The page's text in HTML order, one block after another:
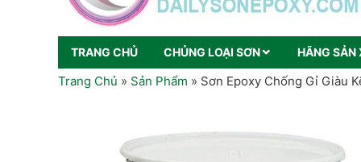
TRANG CHỦ CHỦNG LOẠI SƠN HÃNG SẢN
Trang Chủ » Sản Phẩm » Sơn Epoxy Chống Gỉ Giàu